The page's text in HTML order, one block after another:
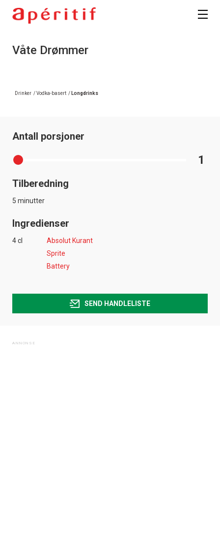
Våte Drømmer
Drinker /Vodka-basert / Longdrinks
Antall porsjoner
1
Tilberedning
5 minutter
Ingredienser
4 cl
Absolut Kurant
Sprite
Battery
SEND HANDLELISTE